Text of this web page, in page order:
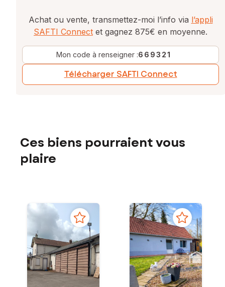
Achat ou vente, transmettez-moi l’info via l’appli
SAFTI Connect et gagnez 875€ en moyenne.
Mon code à renseigner :669321
Télécharger SAFTI Connect
Ces biens pourraient vous
plaire